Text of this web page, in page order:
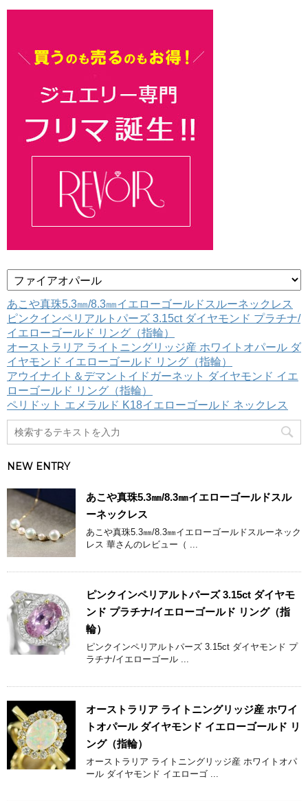
カ
テ
ゴ
リ
ー
あこや真珠5.3㎜/8.3㎜イエローゴールドスルーネックレス
ピンクインペリアルトパーズ 3.15ct ダイヤモンド プラチナ/
イエローゴールド リング（指輪）
オーストラリア ライトニングリッジ産 ホワイトオパール ダ
イヤモンド イエローゴールド リング（指輪）
アウイナイト＆デマントイドガーネット ダイヤモンド イエ
ローゴールド リング（指輪）
ペリドット エメラルド K18イエローゴールド ネックレス
NEW ENTRY
あこや真珠5.3㎜/8.3㎜イエローゴールドスル
ーネックレス
あこや真珠5.3㎜/8.3㎜イエローゴールドスルーネック
レス 華さんのレビュー（ ...
ピンクインペリアルトパーズ 3.15ct ダイヤモ
ンド プラチナ/イエローゴールド リング（指
輪）
ピンクインペリアルトパーズ 3.15ct ダイヤモンド プ
ラチナ/イエローゴール ...
オーストラリア ライトニングリッジ産 ホワイ
トオパール ダイヤモンド イエローゴールド リ
ング（指輪）
オーストラリア ライトニングリッジ産 ホワイトオパ
ール ダイヤモンド イエローゴ ...